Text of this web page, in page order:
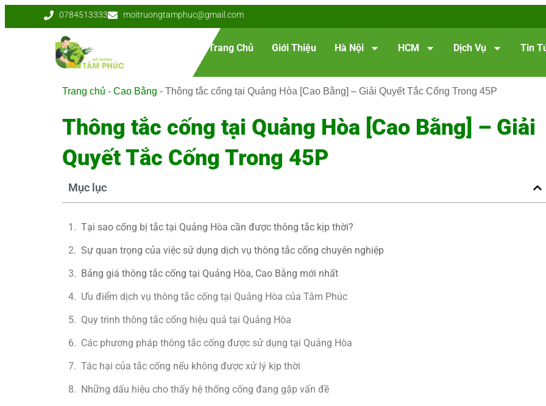
0784513333 moitruongtamphuc@gmail.com
Trang Chủ Giới Thiệu Hà Nội HCM Dịch Vụ Tin
Trang chủ - Cao Bằng - Thông tắc cống tại Quảng Hòa [Cao Bằng] – Giải Quyết Tắc Cống Trong 45P
Thông tắc cống tại Quảng Hòa [Cao Bằng] – Giải
Quyết Tắc Cống Trong 45P
Mục lục
Tại sao cống bị tắc tại Quảng Hòa cần được thông tắc kịp thời?
Sự quan trọng của việc sử dụng dịch vụ thông tắc cống chuyên nghiệp
Bảng giá thông tắc cống tại Quảng Hòa, Cao Bằng mới nhất
Ưu điểm dịch vụ thông tắc cống tại Quảng Hòa của Tâm Phúc
Quy trình thông tắc cống hiệu quả tại Quảng Hòa
Các phương pháp thông tắc cống được sử dụng tại Quảng Hòa
Tác hại của tắc cống nếu không được xử lý kịp thời
Những dấu hiệu cho thấy hệ thống cống đang gặp vấn đề